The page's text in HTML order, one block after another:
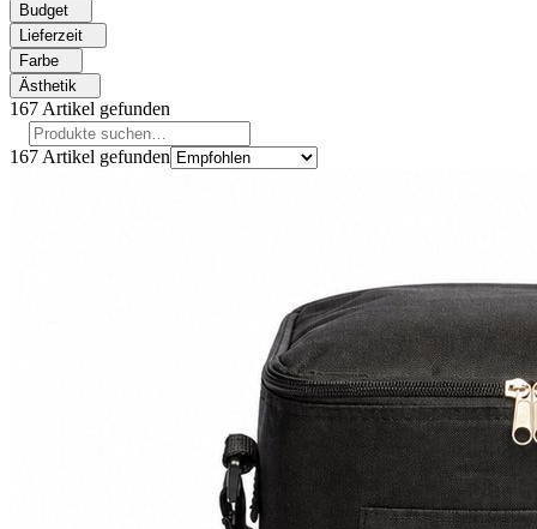
Budget
Lieferzeit
Farbe
Ästhetik
167 Artikel gefunden
167 Artikel gefunden